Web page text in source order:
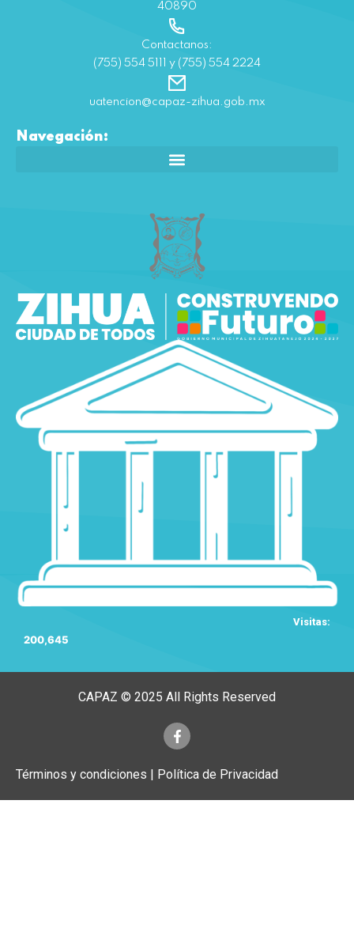
40890
Contactanos:
(755) 554 5111 y (755) 554 2224
uatencion@capaz-zihua.gob.mx
Navegación:
Visitas:
200,645
CAPAZ © 2025 All Rights Reserved
Términos y condiciones | Política de Privacidad